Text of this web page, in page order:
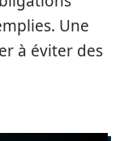
Une
à éviter des